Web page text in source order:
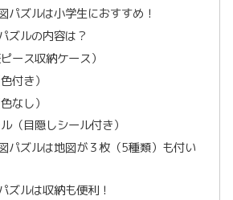
パズルは小学生におすすめ！
ズルの内容は？
ース収納ケース）
付き）
なし）
（目隠しシール付き）
パズルは地図が３枚（5種類）も付い
ズルは収納も便利！